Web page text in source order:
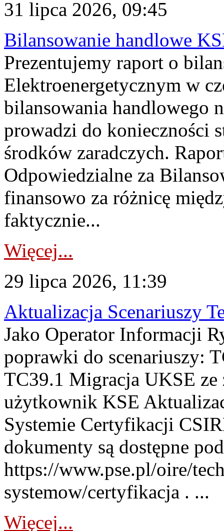
31 lipca 2026, 09:45
Bilansowanie handlowe
Prezentujemy raport o
Elektroenergetycznym w
bilansowania handlowego
prowadzi do konieczności
środków zaradczych.
Odpowiedzialne za
finansowo za różnicę
faktycznie...
Więcej...
29 lipca 2026, 11:39
Aktualizacja Scenariuszy
Jako Operator Informacji
poprawki do scenariuszy:
TC39.1 Migracja UKSE
użytkownik KSE
Systemie Certyfikacji
dokumenty są dostępne
https://www.pse.pl/oire/
systemow/certyfikacja . ...
Więcej...